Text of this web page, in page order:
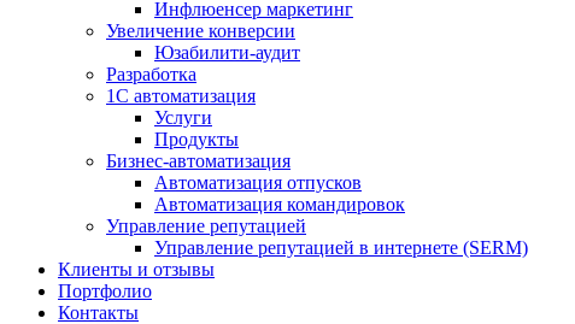
Инфлюенсер маркетинг
Увеличение конверсии
Юзабилити-аудит
Разработка
1С автоматизация
Услуги
Продукты
Бизнес-автоматизация
Автоматизация отпусков
Автоматизация командировок
Управление репутацией
Управление репутацией в интернете (SERM)
Клиенты и отзывы
Портфолио
Контакты